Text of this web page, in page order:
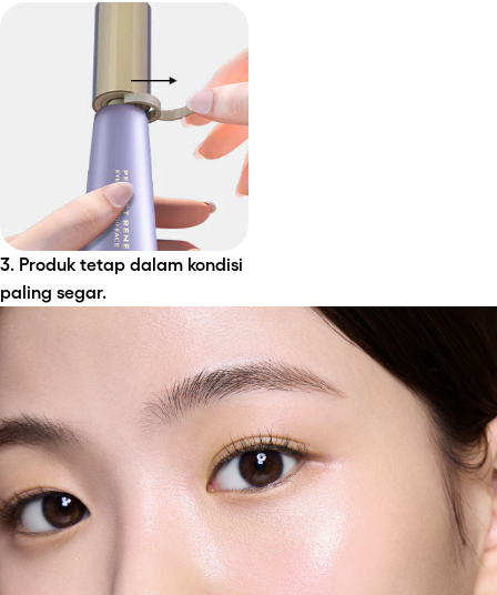
3. Produk tetap dalam kondisi
paling segar.